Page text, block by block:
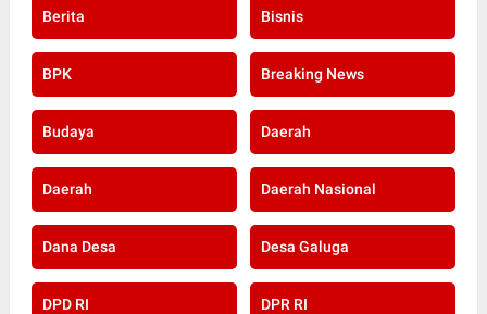
Berita Bisnis
BPK Breaking News
Budaya Daerah
Daerah Daerah Nasional
Dana Desa Desa Galuga
DPD RI DPR RI